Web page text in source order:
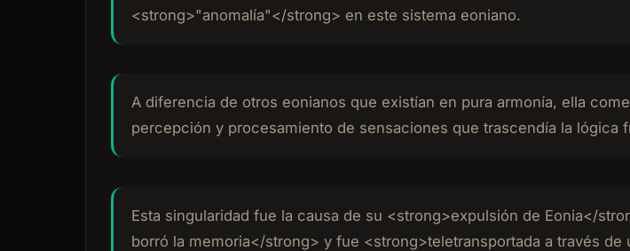
<strong>"anomalía"</strong> en este sistema eoniano.
A diferencia de otros eonianos que existían en pura armonía, ella
percepción y procesamiento de sensaciones que trascendía la lógica
Esta singularidad fue la causa de su <strong>expulsión de Eonia</
borró la memoria</strong> y fue <strong>teletransportada a través